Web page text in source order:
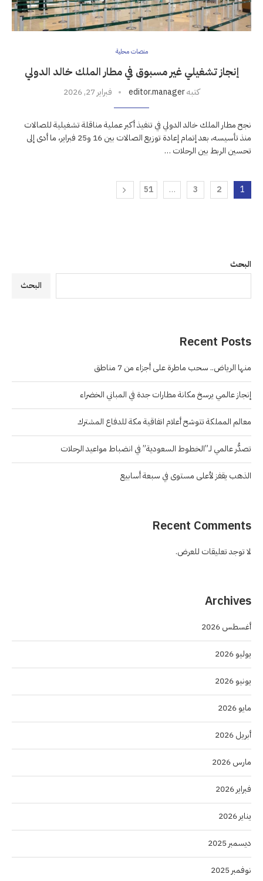
منصات محلية
إنجاز تشغيلي غير مسبوق في مطار الملك خالد الدولي
كتبهeditor.manager فبراير 27, 2026
نجح مطار الملك خالد الدولي في تنفيذ أكبر عملية مناقلة تشغيلية للصالات
منذ تأسيسه، بعد إتمام إعادة توزيع الصالات بين 16 و25 فبراير، ما أدى إلى
تحسين الربط بين الرحلات …
1
2
3
…
51
البحث
البحث
Recent Posts
منها الرياض.. سحب ماطرة على أجزاء من 7 مناطق
إنجاز عالمي يرسخ مكانة مطارات جدة في المباني الخضراء
معالم المملكة تتوشح أعلام اتفاقية مكة للدفاع المشترك
تصدُّر عالمي لـ”الخطوط السعودية” في انضباط مواعيد الرحلات
الذهب يقفز لأعلى مستوى في سبعة أسابيع
Recent Comments
لا توجد تعليقات للعرض.
Archives
أغسطس 2026
يوليو 2026
يونيو 2026
مايو 2026
أبريل 2026
مارس 2026
فبراير 2026
يناير 2026
ديسمبر 2025
نوفمبر 2025